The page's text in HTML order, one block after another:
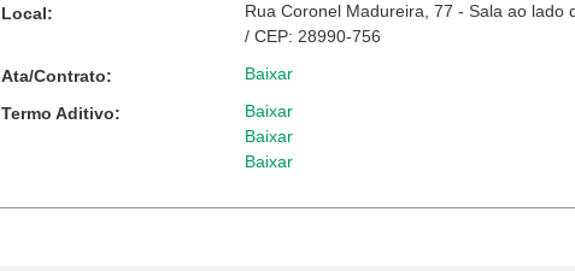
Local:
Rua Coronel Madureira, 77 - Sala ao lado
/ CEP: 28990-756
Ata/Contrato: Baixar
Termo Aditivo:
Baixar
Baixar
Baixar